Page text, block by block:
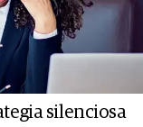
silenciosa